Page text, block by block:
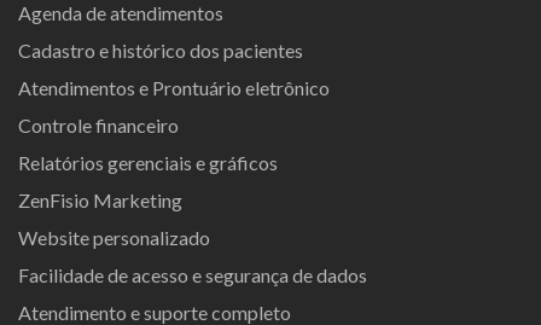
Agenda de atendimentos
Cadastro e histórico dos pacientes
Atendimentos e Prontuário eletrônico
Controle financeiro
Relatórios gerenciais e gráficos
ZenFisio Marketing
Website personalizado
Facilidade de acesso e segurança de dados
Atendimento e suporte completo